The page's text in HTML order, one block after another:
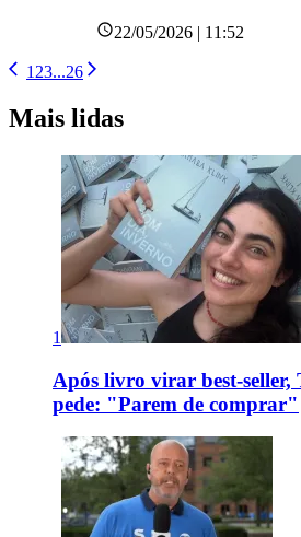
22/05/2026 | 11:52
1 23...26
Mais lidas
1
Após livro virar best-
pede: "Parem de comprar"